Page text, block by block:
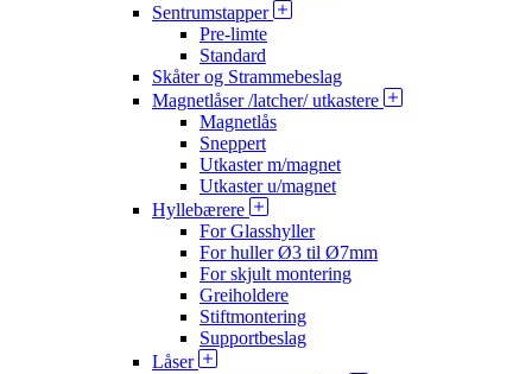
Sentrumstapper
Pre-limte
Standard
Skåter og Strammebeslag
Magnetlåser /latcher/ utkastere
Magnetlås
Sneppert
Utkaster m/magnet
Utkaster u/magnet
Hyllebærere
For Glasshyller
For huller Ø3 til Ø7mm
For skjult montering
Greiholdere
Stiftmontering
Supportbeslag
Låser